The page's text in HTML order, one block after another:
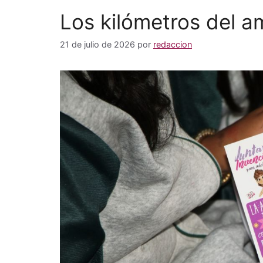
Los kilómetros del
21 de julio de 2026 por redaccion